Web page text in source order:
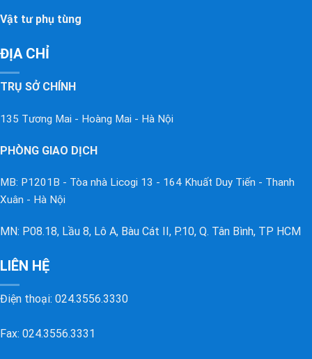
Vật tư phụ tùng
ĐỊA CHỈ
TRỤ SỞ CHÍNH
135 Tương Mai - Hoàng Mai - Hà Nội
PHÒNG GIAO DỊCH
MB: P1201B - Tòa nhà Licogi 13 - 164 Khuất Duy Tiến - Thanh
Xuân - Hà Nội
MN: P08.18, Lầu 8, Lô A, Bàu Cát II, P.10, Q. Tân Bình, TP HCM
LIÊN HỆ
Điện thoại: 024.3556.3330
Fax: 024.3556.3331